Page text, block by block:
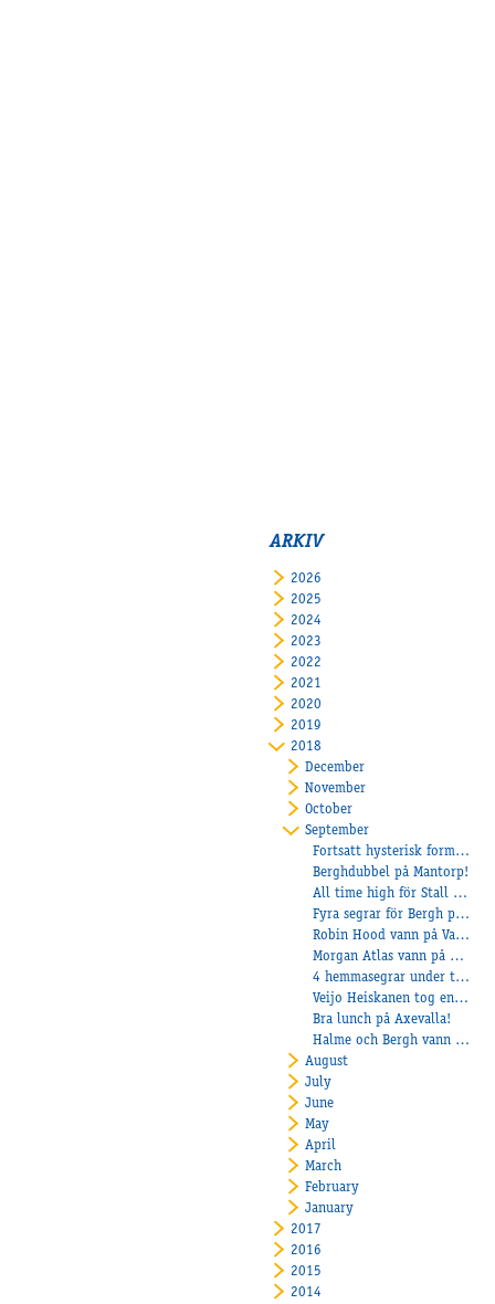
ARKIV
2026
2025
2024
2023
2022
2021
2020
2019
2018
December
November
October
September
Fortsatt hysterisk form för Stall Heiskanen!
Berghdubbel på Mantorp!
All time high för Stall Eklundh!
Fyra segrar för Bergh på Bergsåker!
Robin Hood vann på Vaggeryd!
Morgan Atlas vann på Kalmar!
4 hemmasegrar under torsdagen
Veijo Heiskanen tog en dubbelseger på Solvalla
Bra lunch på Axevalla!
Halme och Bergh vann i höstrusket!
August
July
June
May
April
March
February
January
2017
2016
2015
2014